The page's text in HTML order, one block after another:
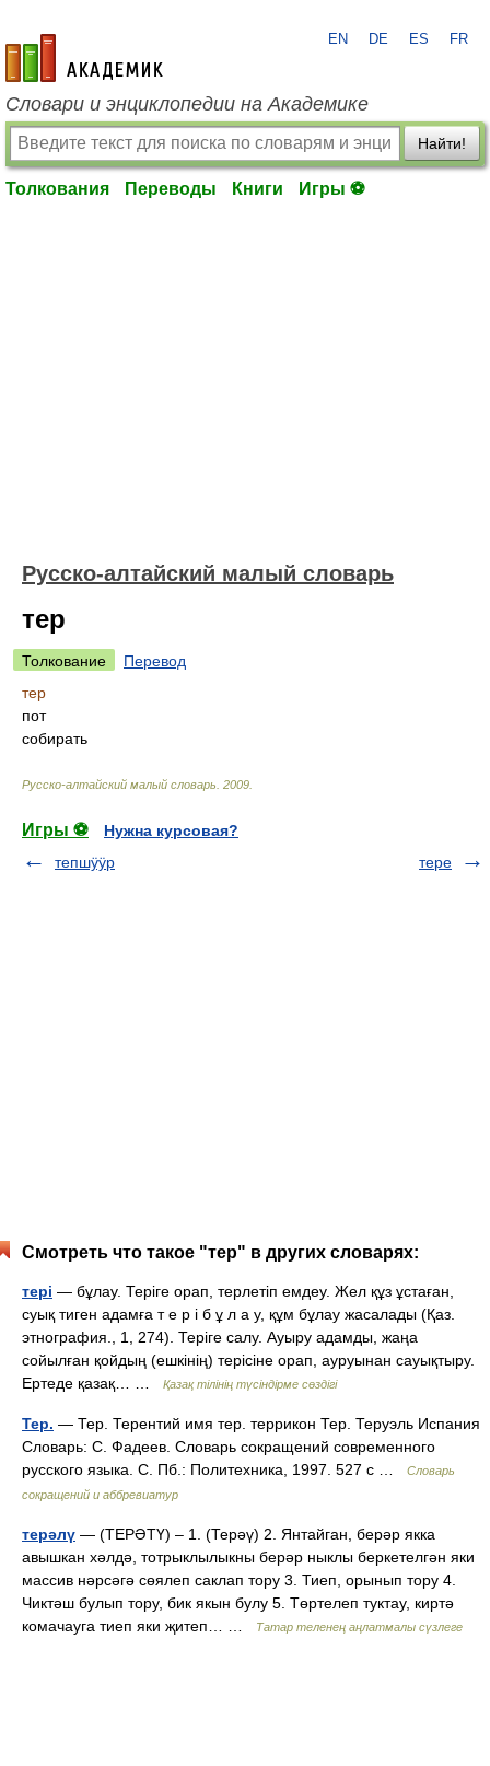
academic.ru
EN DE ES FR
Словари и энциклопедии на Академике
Найти!
Толкования Переводы Книги Игры ⚽
Русско-алтайский малый словарь
тер
Толкование
Перевод
тер
пот
собирать
Русско-алтайский малый словарь 2009
Игры ⚽
Нужна курсовая?
тепшӱӱр
тере
Смотреть что такое "тер" в других словарях:
тері — бұлау. Теріге орап, терлетіп емдеу. Жел құз ұстаған,
суық тиген адамға т е р і б ұ л а у, құм бұлау жасалады (Қаз.
этнография., 1, 274). Теріге салу. Ауыру адамды, жаңа
сойылған қойдың (ешкінің) терісіне орап, ауруынан сауықтыру.
Ертеде қазақ… …
Қазақ тілінің түсіндірме сөздігі
Тер. — Тер. Терентий имя тер. террикон Тер. Теруэль Испания
Словарь: С. Фадеев. Словарь сокращений современного
русского языка. С. Пб.: Политехника, 1997. 527 с …
Словарь
сокращений и аббревиатур
терәлү — (ТЕРӘТҮ) – 1. (Терәү) 2. Янтайган, берәр якка
авышкан хәлдә, тотрыклылыкны берәр ныклы беркетелгән яки
массив нәрсәгә сөялеп саклап тору 3. Тиеп, орынып тору 4.
Чиктәш булып тору, бик якын булу 5. Төртелеп туктау, киртә
комачауга тиеп яки җитеп… …
Татар теленең аңлатмалы сүзлеге